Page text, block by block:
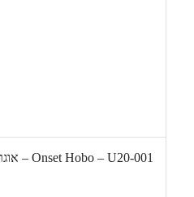
Onset Hobo – U20-001 – אוגר נתונים למפלס מים